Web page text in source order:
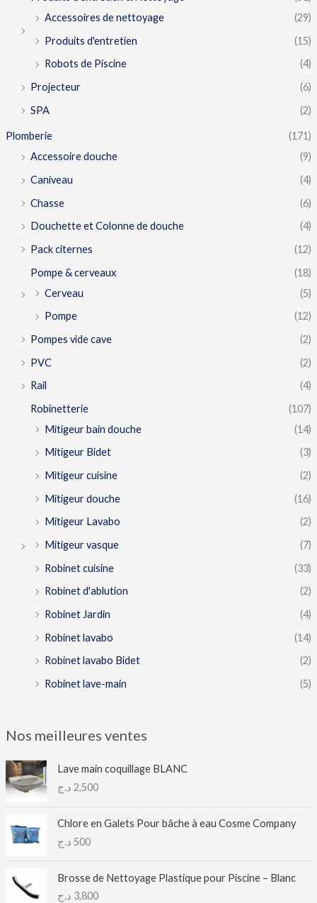
Accessoires de nettoyage
(29)
Produits d'entretien
(15)
Robots de Piscine
(4)
Projecteur
(6)
SPA
(2)
Plomberie
(171)
Accessoire douche
(9)
Caniveau
(4)
Chasse
(6)
Douchette et Colonne de douche
(4)
Pack citernes
(12)
Pompe & cerveaux
(18)
Cerveau
(5)
Pompe
(12)
Pompes vide cave
(2)
PVC
(2)
Rail
(4)
Robinetterie
(107)
Mitigeur bain douche
(14)
Mitigeur Bidet
(3)
Mitigeur cuisine
(2)
Mitigeur douche
(16)
Mitigeur Lavabo
(2)
Mitigeur vasque
(7)
Robinet cuisine
(33)
Robinet d'ablution
(2)
Robinet Jardin
(4)
Robinet lavabo
(14)
Robinet lavabo Bidet
(2)
Robinet lave-main
(5)
Nos meilleures ventes
Lave main coquillage BLANC
2,500 د.ج
Chlore en Galets Pour bâche à eau Cosme Company
500 د.ج
Brosse de Nettoyage Plastique pour Piscine – Blanc
3,800 د.ج